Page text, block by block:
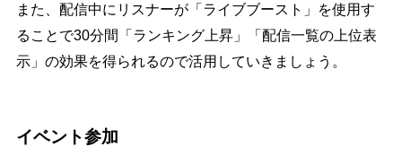
また、配信中にリスナーが「ライブブースト」を使用す
ることで30分間「ランキング上昇」「配信一覧の上位表
示」の効果を得られるので活用していきましょう。
イベント参加